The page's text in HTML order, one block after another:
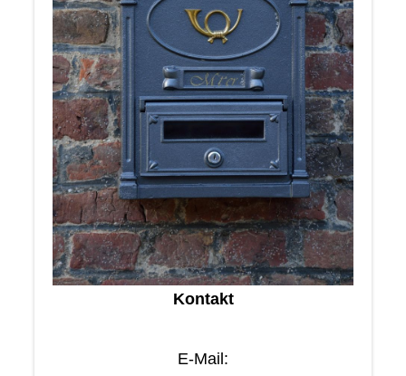
Kontakt
E-Mail: